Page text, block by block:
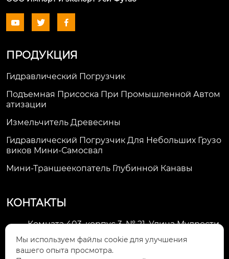
  
ПРОДУКЦИЯ
Гидравлический Погрузчик
Подъемная Присоска При Промышленной Автом
Атизации
Измельчитель Древесины
Гидравлический Погрузчик Для Небольших Грузо
Виков Мини-Самосвал
Мини-Траншеекопатель Глубинной Канавы
КОНТАКТЫ
Комната 403, корпус 3, № 21, Улица Мудрости,
Зона экономического развития Хуэйшань,
город Уси
Мы используем файлы cookie для улучшения
вашего опыта просмотра.